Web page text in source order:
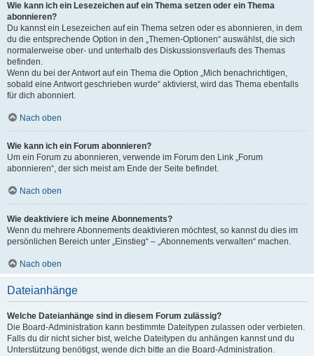
Wie kann ich ein Lesezeichen auf ein Thema setzen oder ein Thema
abonnieren?
Du kannst ein Lesezeichen auf ein Thema setzen oder es abonnieren, in dem
du die entsprechende Option in den „Themen-Optionen“ auswählst, die sich
normalerweise ober- und unterhalb des Diskussionsverlaufs des Themas
befinden.
Wenn du bei der Antwort auf ein Thema die Option „Mich benachrichtigen,
sobald eine Antwort geschrieben wurde“ aktivierst, wird das Thema ebenfalls
für dich abonniert.
Nach oben
Wie kann ich ein Forum abonnieren?
Um ein Forum zu abonnieren, verwende im Forum den Link „Forum
abonnieren“, der sich meist am Ende der Seite befindet.
Nach oben
Wie deaktiviere ich meine Abonnements?
Wenn du mehrere Abonnements deaktivieren möchtest, so kannst du dies im
persönlichen Bereich unter „Einstieg“ – „Abonnements verwalten“ machen.
Nach oben
Dateianhänge
Welche Dateianhänge sind in diesem Forum zulässig?
Die Board-Administration kann bestimmte Dateitypen zulassen oder verbieten.
Falls du dir nicht sicher bist, welche Dateitypen du anhängen kannst und du
Unterstützung benötigst, wende dich bitte an die Board-Administration.